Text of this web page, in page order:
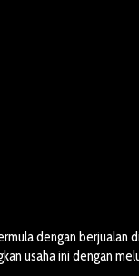
dengan berjualan
usaha ini dengan